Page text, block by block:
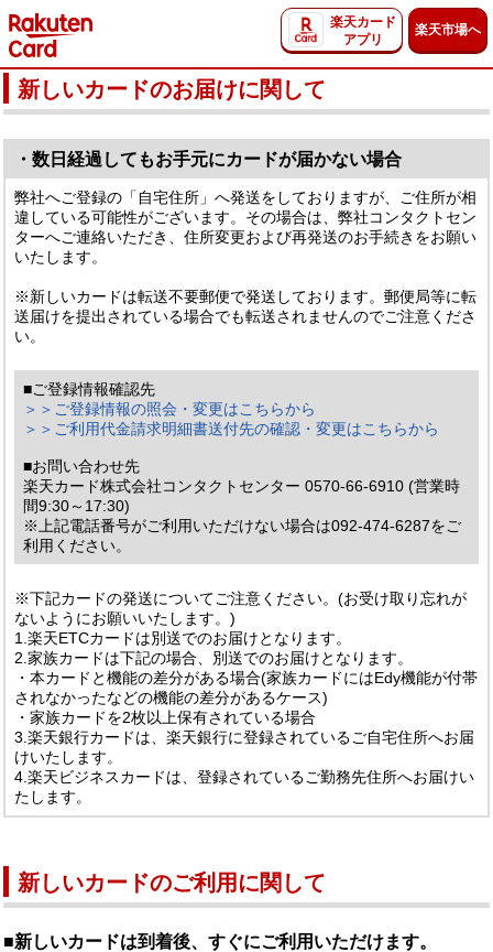
楽天カード
アプリ
楽天市場へ
新しいカードのお届けに関して
・数日経過してもお手元にカードが届かない場合
弊社へご登録の「自宅住所」へ発送をしておりますが、ご住所が相
違している可能性がございます。その場合は、弊社コンタクトセン
ターへご連絡いただき、住所変更および再発送のお手続きをお願い
いたします。
※新しいカードは転送不要郵便で発送しております。郵便局等に転
送届けを提出されている場合でも転送されませんのでご注意くださ
い。
■ご登録情報確認先
＞＞ご登録情報の照会・変更はこちらから
＞＞ご利用代金請求明細書送付先の確認・変更はこちらから
■お問い合わせ先
楽天カード株式会社コンタクトセンター 0570-66-6910 (営業時
間9:30～17:30)
※上記電話番号がご利用いただけない場合は092-474-6287をご
利用ください。
※下記カードの発送についてご注意ください。(お受け取り忘れが
ないようにお願いいたします。)
1.楽天ETCカードは別送でのお届けとなります。
2.家族カードは下記の場合、別送でのお届けとなります。
・本カードと機能の差分がある場合(家族カードにはEdy機能が付帯
されなかったなどの機能の差分があるケース)
・家族カードを2枚以上保有されている場合
3.楽天銀行カードは、楽天銀行に登録されているご自宅住所へお届
けいたします。
4.楽天ビジネスカードは、登録されているご勤務先住所へお届けい
たします。
新しいカードのご利用に関して
■新しいカードは到着後、すぐにご利用いただけます。